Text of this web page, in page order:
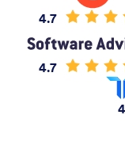
4.7
4.7